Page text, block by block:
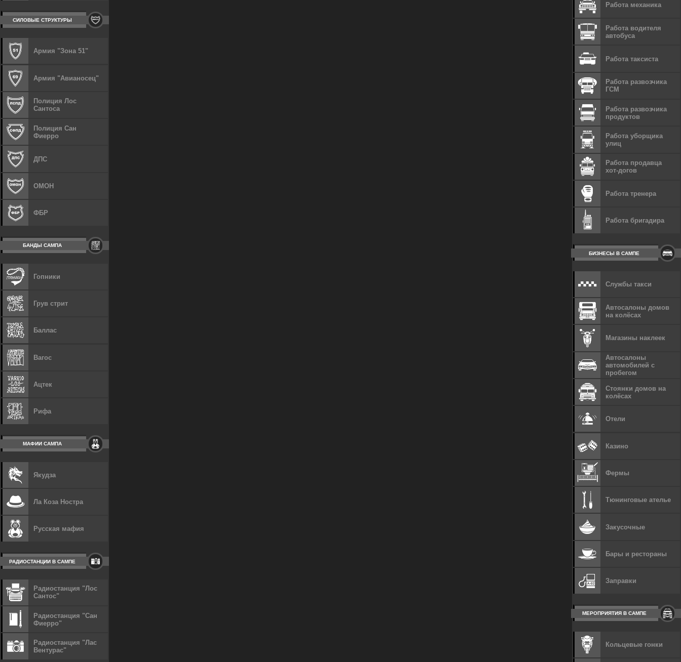
СИЛОВЫЕ СТРУКТУРЫ
Армия "Зона 51"
Армия "Авианосец"
Полиция Лос
Сантоса
Полиция Сан
Фиерро
ДПС
ОМОН
ФБР
БАНДЫ САМПА
Гопники
Грув стрит
Баллас
Вагос
Ацтек
Рифа
МАФИИ САМПА
Якудза
Ла Коза Ностра
Русская мафия
РАДИОСТАНЦИИ В САМПЕ
Радиостанция "Лос
Сантос"
Радиостанция "Сан
Фиерро"
Радиостанция "Лас
Вентурас"
Работа механика
Работа водителя
автобуса
Работа таксиста
Работа развозчика
ГСМ
Работа развозчика
продуктов
Работа уборщика
улиц
Работа продавца
хот-догов
Работа тренера
Работа бригадира
БИЗНЕСЫ В САМПЕ
Службы такси
Автосалоны домов
на колёсах
Магазины наклеек
Автосалоны
автомобилей с
пробегом
Стоянки домов на
колёсах
Отели
Казино
Фермы
Тюнинговые ателье
Закусочные
Бары и рестораны
Заправки
МЕРОПРИЯТИЯ В САМПЕ
Кольцевые гонки